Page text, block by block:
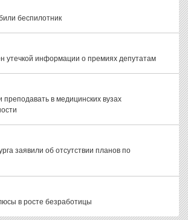
беспилотник
утечкой информации о премиях депутатам
в медицинских вузах
заявили об отсутствии планов по
в росте безработицы